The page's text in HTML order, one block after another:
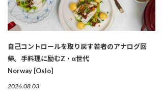
自己コントロールを取り戻す若者のアナログ回
帰。手料理に励むZ・α世代
Norway [Oslo]
2026.08.03